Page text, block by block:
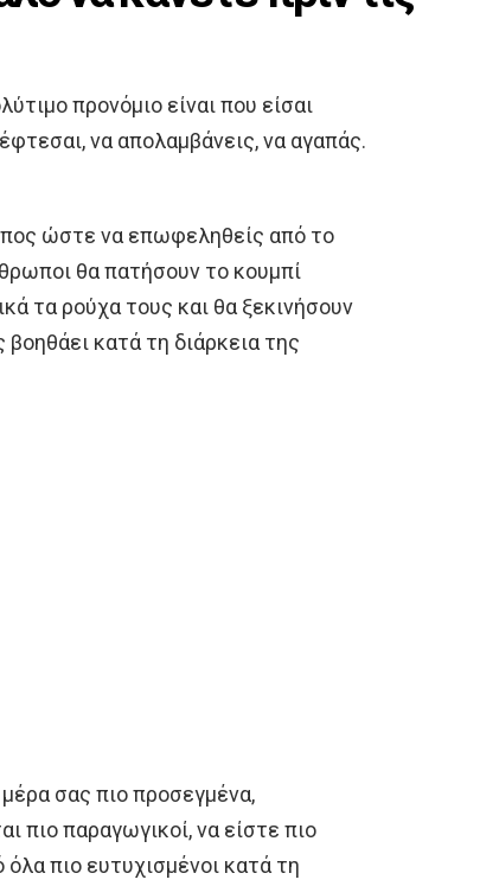
προνόμιο είναι που είσαι
να απολαμβάνεις, να αγαπάς.
ώστε να επωφεληθείς από το
θα πατήσουν το κουμπί
τα ρούχα τους και θα ξεκινήσουν
κατά τη διάρκεια της
σας πιο προσεγμένα,
πιο παραγωγικοί, να είστε πιο
πιο ευτυχισμένοι κατά τη